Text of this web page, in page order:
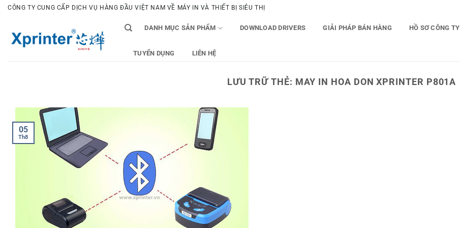
Bỏ
dung
CÔNG TY CUNG CẤP DỊCH VỤ HÀNG ĐẦU VIỆT NAM VỀ MÁY IN VÀ THIẾT BỊ SIÊU THỊ
DANH MỤC SẢN PHẨM DOWNLOAD DRIVERS GIẢI PHÁP BÁN HÀNG HỒ SƠ CÔNG TY
TUYỂN DỤNG LIÊN HỆ
LƯU TRỮ THẺ: MAY IN HOA DON XPRINTER P801A
05
Th8